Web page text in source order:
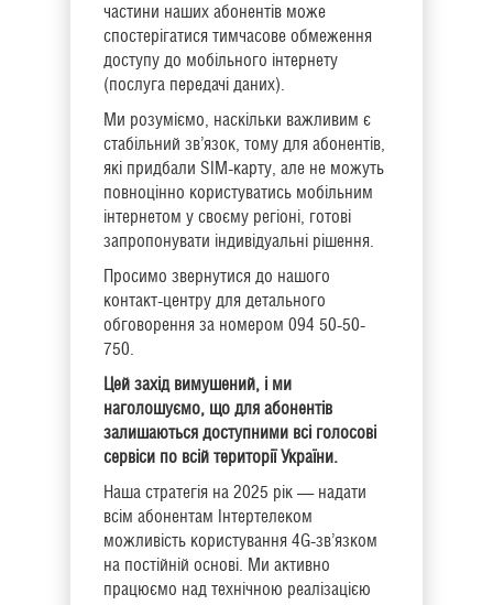
частини наших абонентів може
спостерігатися тимчасове обмеження
доступу до мобільного інтернету
(послуга передачі даних).
Ми розуміємо, наскільки важливим є
стабільний зв’язок, тому для абонентів,
які придбали SIM-карту, але не можуть
повноцінно користуватись мобільним
інтернетом у своєму регіоні, готові
запропонувати індивідуальні рішення.
Просимо звернутися до нашого
контакт-центру для детального
обговорення за номером 094 50-50-
750.
Цей захід вимушений, і ми
наголошуємо, що для абонентів
залишаються доступними всі голосові
сервіси по всій території України.
Наша стратегія на 2025 рік — надати
всім абонентам Інтертелеком
можливість користування 4G-зв’язком
на постійній основі. Ми активно
працюємо над технічною реалізацією